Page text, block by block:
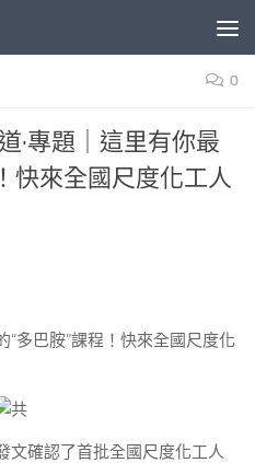
0
·專題｜這里有你最
快來全國尺度化工人
“多巴胺”課程！快來全國尺度化
文確認了首批全國尺度化工人